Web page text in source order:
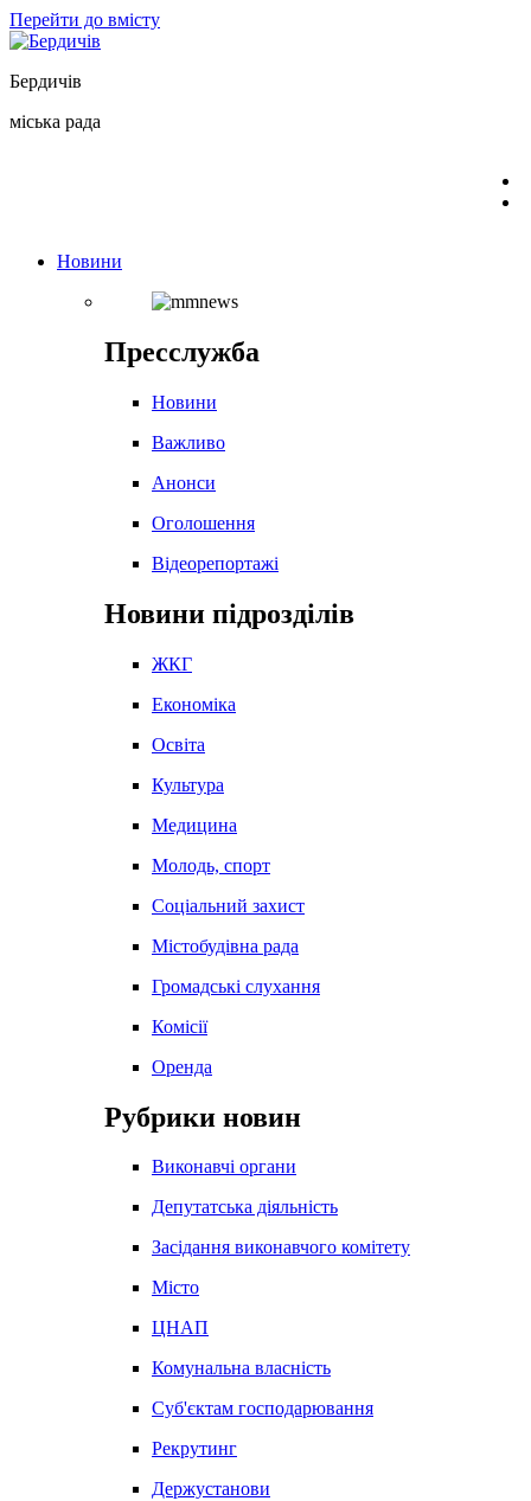
Перейти до вмісту
Бердичів
міська рада
Новини
Пресслужба
Новини
Важливо
Анонси
Оголошення
Відеорепортажі
Новини підрозділів
ЖКГ
Економіка
Освіта
Культура
Медицина
Молодь, спорт
Соціальний захист
Містобудівна рада
Громадські слухання
Комісії
Оренда
Рубрики новин
Виконавчі органи
Депутатська діяльність
Засідання виконавчого комітету
Місто
ЦНАП
Комунальна власність
Суб'єктам господарювання
Рекрутинг
Держустанови